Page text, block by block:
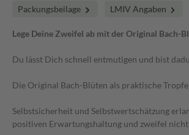
Packungsbeilage LMIV Angaben
Lege Deine Zweifel ab mit der Original Bach-
Du lässt Dich schnell entmutigen und bist
Die Original Bach-Blüten als praktische
Selbstsicherheit und Selbstwertschätzung
positiven Erwartungshaltung und zweifel